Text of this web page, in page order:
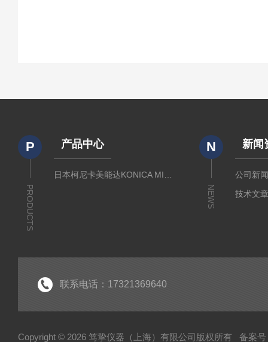
P
PRODUCTS
产品中心 N
NEWS
新闻
公司新
技术文
联系电话：17321369640
Copyright © 2026 笃挚仪器（上海）有限公司版权所有 备案号